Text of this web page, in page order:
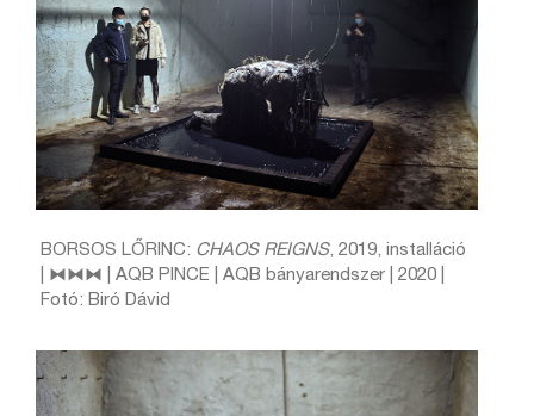
BORSOS LŐRINC: CHAOS REIGNS, 2019, installáció
| ⧓⧓⧓ | AQB PINCE | AQB bányarendszer | 2020 |
Fotó: Biró Dávid